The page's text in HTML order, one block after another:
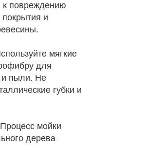
к повреждению
покрытия и
мягкие
для
и пыли. Не
губки и
мойки
дерева